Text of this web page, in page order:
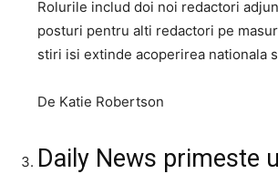
Rolurile includ doi noi redactori
posturi pentru alti redactori pe
stiri isi extinde acoperirea nationala
De Katie Robertson
Daily News primeste